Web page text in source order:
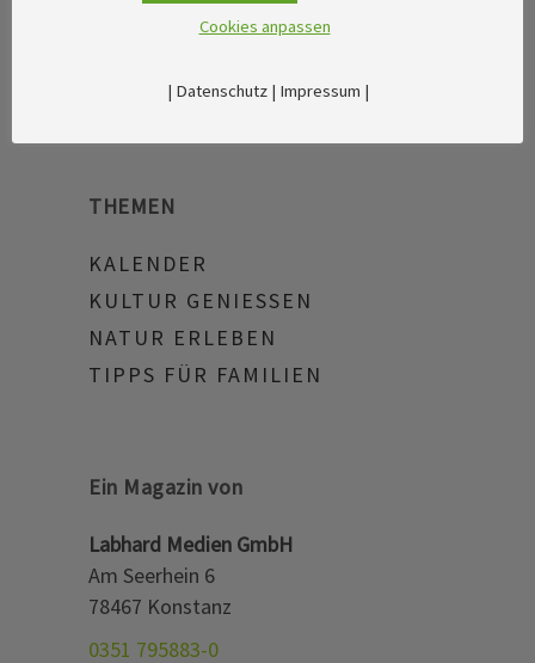
THEMEN
KALENDER
KULTUR GENIESSEN
NATUR ERLEBEN
TIPPS FÜR FAMILIEN
Ein Magazin von
Labhard Medien GmbH
Am Seerhein 6
78467 Konstanz
0351 795883-0
Cookies anpassen
| Datenschutz| Impressum |